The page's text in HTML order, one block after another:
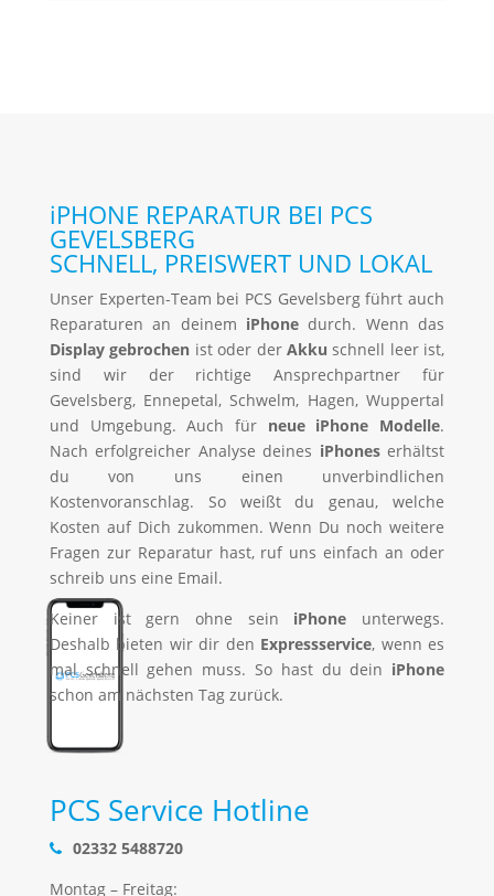
iPHONE REPARATUR BEI PCS
GEVELSBERG
SCHNELL, PREISWERT UND LOKAL
Unser Experten-Team bei PCS Gevelsberg führt auch
Reparaturen an deinem iPhone durch. Wenn das
Display gebrochen ist oder der Akku schnell leer ist,
sind wir der richtige Ansprechpartner für
Gevelsberg, Ennepetal, Schwelm, Hagen, Wuppertal
und Umgebung. Auch für neue iPhone Modelle.
Nach erfolgreicher Analyse deines iPhoneserhältst
du von uns einen unverbindlichen
Kostenvoranschlag. So weißt du genau, welche
Kosten auf Dich zukommen. Wenn Du noch weitere
Fragen zur Reparatur hast, ruf uns einfach an oder
schreib uns eine Email.
Keiner ist gern ohne sein iPhone unterwegs.
Deshalb bieten wir dir den Expressservice, wenn es
mal schnell gehen muss. So hast du dein iPhone
schon am nächsten Tag zurück.
PCS Service Hotline
02332 5488720
Montag – Freitag: